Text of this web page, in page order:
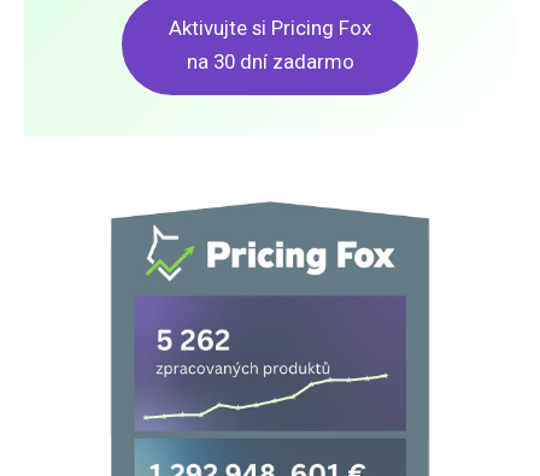
Aktivujte si Pricing Fox
na 30 dní zadarmo